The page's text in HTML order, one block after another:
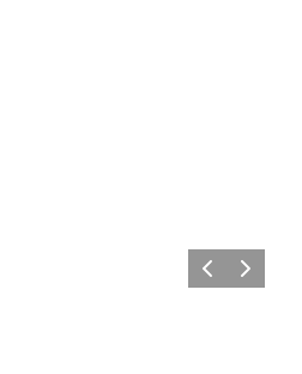
Forrige billede
Næste